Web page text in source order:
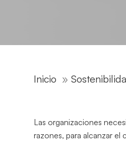
Inicio »
Las organizaciones
razones, para alcanzar el